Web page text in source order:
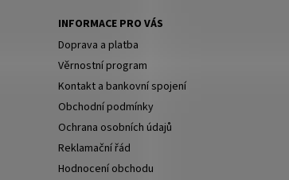
INFORMACE PRO VÁS
Doprava a platba
Věrnostní program
Kontakt a bankovní spojení
Obchodní podmínky
Ochrana osobních údajů
Reklamační řád
Hodnocení obchodu